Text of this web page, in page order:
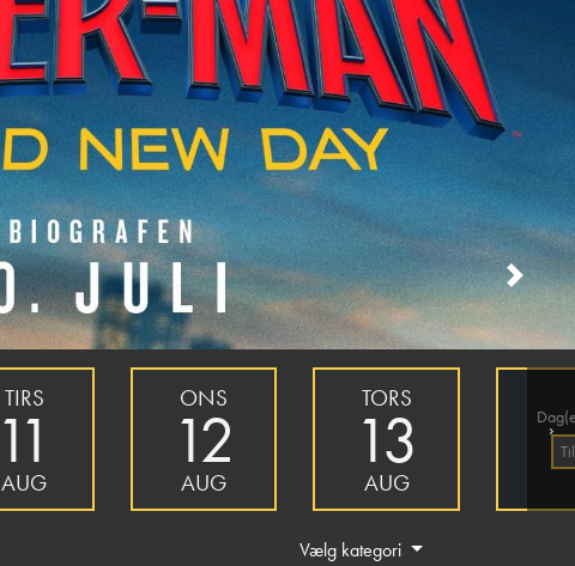
Next
TIRS
11
AUG
ONS
12
AUG
TORS
13
AUG
›
Vælg kategori